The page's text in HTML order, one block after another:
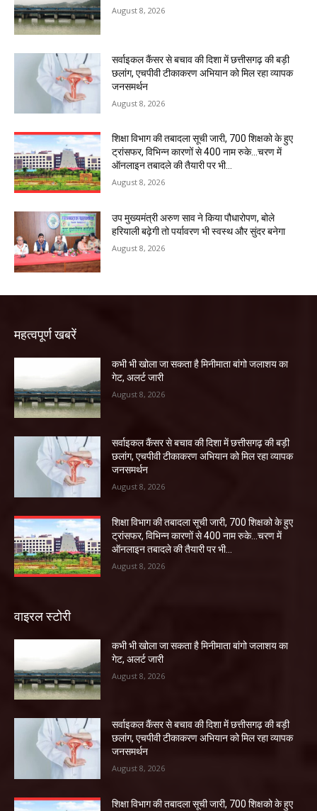
August 8, 2026
सर्वाइकल कैंसर से बचाव की दिशा में छत्तीसगढ़ की बड़ी
छलांग, एचपीवी टीकाकरण अभियान को मिल रहा व्यापक
जनसमर्थन
August 8, 2026
शिक्षा विभाग की तबादला सूची जारी, 700 शिक्षको के हुए
ट्रांसफर, विभिन्न कारणों से 400 नाम रुके…चरण में
ऑनलाइन तबादले की तैयारी पर भी...
August 8, 2026
उप मुख्यमंत्री अरुण साव ने किया पौधारोपण, बोले
हरियाली बढ़ेगी तो पर्यावरण भी स्वस्थ और सुंदर बनेगा
August 8, 2026
महत्वपूर्ण खबरें
कभी भी खोला जा सकता है मिनीमाता बांगो जलाशय का
गेट, अलर्ट जारी
August 8, 2026
सर्वाइकल कैंसर से बचाव की दिशा में छत्तीसगढ़ की बड़ी
छलांग, एचपीवी टीकाकरण अभियान को मिल रहा व्यापक
जनसमर्थन
August 8, 2026
शिक्षा विभाग की तबादला सूची जारी, 700 शिक्षको के हुए
ट्रांसफर, विभिन्न कारणों से 400 नाम रुके…चरण में
ऑनलाइन तबादले की तैयारी पर भी...
August 8, 2026
वाइरल स्टोरी
कभी भी खोला जा सकता है मिनीमाता बांगो जलाशय का
गेट, अलर्ट जारी
August 8, 2026
सर्वाइकल कैंसर से बचाव की दिशा में छत्तीसगढ़ की बड़ी
छलांग, एचपीवी टीकाकरण अभियान को मिल रहा व्यापक
जनसमर्थन
August 8, 2026
शिक्षा विभाग की तबादला सूची जारी, 700 शिक्षको के हुए